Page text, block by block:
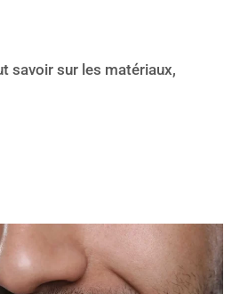
savoir sur les matériaux,